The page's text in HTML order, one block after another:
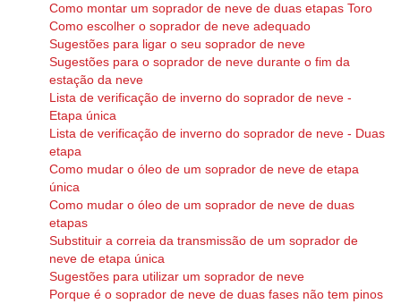
Como montar um soprador de neve de duas etapas Toro
Como escolher o soprador de neve adequado
Sugestões para ligar o seu soprador de neve
Sugestões para o soprador de neve durante o fim da
estação da neve
Lista de verificação de inverno do soprador de neve -
Etapa única
Lista de verificação de inverno do soprador de neve - Duas
etapa
Como mudar o óleo de um soprador de neve de etapa
única
Como mudar o óleo de um soprador de neve de duas
etapas
Substituir a correia da transmissão de um soprador de
neve de etapa única
Sugestões para utilizar um soprador de neve
Porque é o soprador de neve de duas fases não tem pinos